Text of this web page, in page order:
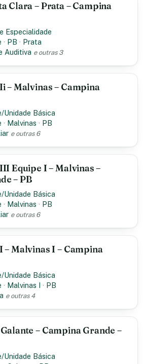
Clara – Prata – Campina
Especialidade
· PB · Prata
Auditiva e outras 3
– Malvinas – Campina
Unidade Básica
· Malvinas · PB
e outras 6
Equipe I – Malvinas –
– PB
Unidade Básica
· Malvinas · PB
e outras 6
– Malvinas I – Campina
Unidade Básica
· Malvinas I · PB
e outras 4
– Campina Grande –
Unidade Básica